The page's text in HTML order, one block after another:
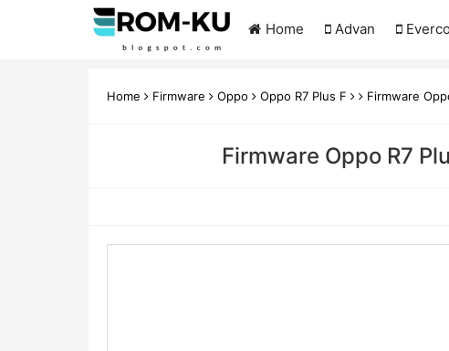
Home Advan
Home Firmware Oppo Oppo R7 Plus F Firmware
Firmware Oppo R7